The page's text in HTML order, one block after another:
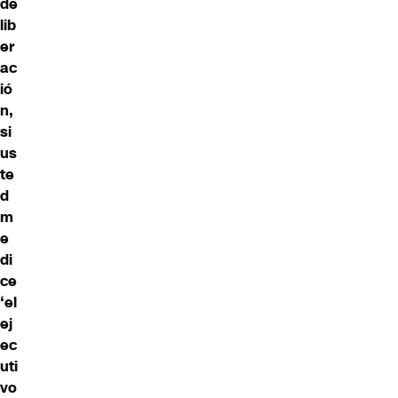
lib
er
ac
ió
n,
si
us
te
d
m
e
di
ce
‘el
ej
ec
uti
vo